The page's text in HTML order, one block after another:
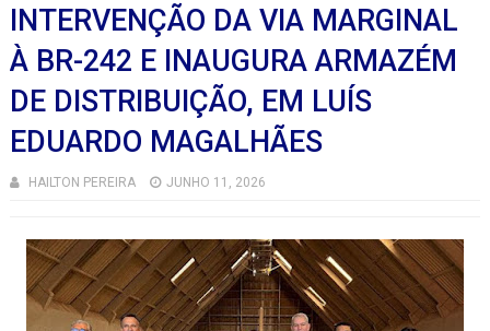
INTERVENÇÃO DA VIA MARGINAL
À BR-242 E INAUGURA ARMAZÉM
DE DISTRIBUIÇÃO, EM LUÍS
EDUARDO MAGALHÃES
HAILTON PEREIRA JUNHO 11, 2026